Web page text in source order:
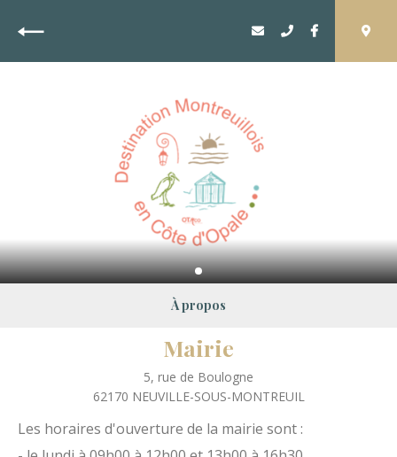
Retour
À propos
Mairie
5, rue de Boulogne
62170 NEUVILLE-SOUS-MONTREUIL
Les horaires d'ouverture de la mairie sont :